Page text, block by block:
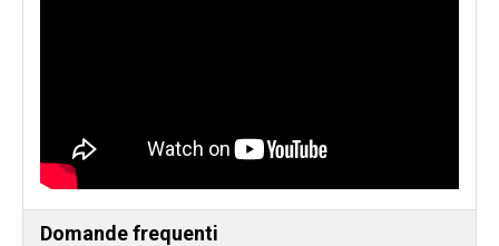
Domande frequenti